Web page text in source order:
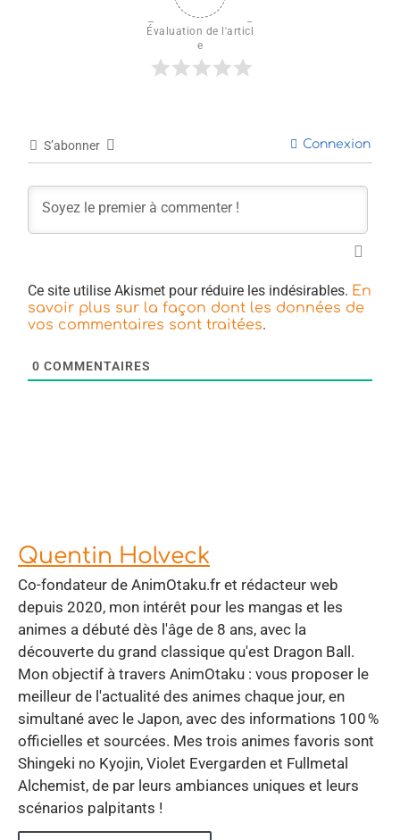
Évaluation de l'articl
e
S’abonner Connexion
Ce site utilise Akismet pour réduire les indésirables. En
savoir plus sur la façon dont les données de
vos commentaires sont traitées.
0 COMMENTAIRES
Quentin Holveck
Co-fondateur de AnimOtaku.fr et rédacteur web
depuis 2020, mon intérêt pour les mangas et les
animes a débuté dès l'âge de 8 ans, avec la
découverte du grand classique qu'est Dragon Ball.
Mon objectif à travers AnimOtaku : vous proposer le
meilleur de l'actualité des animes chaque jour, en
simultané avec le Japon, avec des informations 100 %
officielles et sourcées. Mes trois animes favoris sont
Shingeki no Kyojin, Violet Evergarden et Fullmetal
Alchemist, de par leurs ambiances uniques et leurs
scénarios palpitants !